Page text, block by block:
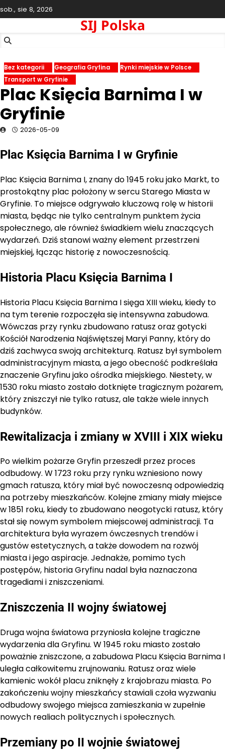
Skip
to
sob., sie 8, 2026
SIJ Polska
Bez kategorii Geografia Gryfina
Rynki miejskie w Polsce
Transport w Gryfinie
Plac Księcia Barnima I w
Gryfinie
2026-05-09
Plac Księcia Barnima I w Gryfinie
Plac Księcia Barnima I, znany do 1945 roku jako Markt, to
prostokątny plac położony w sercu Starego Miasta w
Gryfinie. To miejsce odgrywało kluczową rolę w historii
miasta, będąc nie tylko centralnym punktem życia
społecznego, ale również świadkiem wielu znaczących
wydarzeń. Dziś stanowi ważny element przestrzeni
miejskiej, łącząc historię z nowoczesnością.
Historia Placu Księcia Barnima I
Historia Placu Księcia Barnima I sięga XIII wieku, kiedy to
na tym terenie rozpoczęła się intensywna zabudowa.
Wówczas przy rynku zbudowano ratusz oraz gotycki
Kościół Narodzenia Najświętszej Maryi Panny, który do
dziś zachwyca swoją architekturą. Ratusz był symbolem
administracyjnym miasta, a jego obecność podkreślała
znaczenie Gryfinu jako ośrodka miejskiego. Niestety, w
1530 roku miasto zostało dotknięte tragicznym pożarem,
który zniszczył nie tylko ratusz, ale także wiele innych
budynków.
Rewitalizacja i zmiany w XVIII i XIX wieku
Po wielkim pożarze Gryfin przeszedł przez proces
odbudowy. W 1723 roku przy rynku wzniesiono nowy
gmach ratusza, który miał być nowoczesną odpowiedzią
na potrzeby mieszkańców. Kolejne zmiany miały miejsce
w 1851 roku, kiedy to zbudowano neogotycki ratusz, który
stał się nowym symbolem miejscowej administracji. Ta
architektura była wyrazem ówczesnych trendów i
gustów estetycznych, a także dowodem na rozwój
miasta i jego aspiracje. Jednakże, pomimo tych
postępów, historia Gryfinu nadal była naznaczona
tragediami i zniszczeniami.
Zniszczenia II wojny światowej
Druga wojna światowa przyniosła kolejne tragiczne
wydarzenia dla Gryfinu. W 1945 roku miasto zostało
poważnie zniszczone, a zabudowa Placu Księcia Barnima I
uległa całkowitemu zrujnowaniu. Ratusz oraz wiele
kamienic wokół placu zniknęły z krajobrazu miasta. Po
zakończeniu wojny mieszkańcy stawiali czoła wyzwaniu
odbudowy swojego miejsca zamieszkania w zupełnie
nowych realiach politycznych i społecznych.
Przemiany po II wojnie światowej